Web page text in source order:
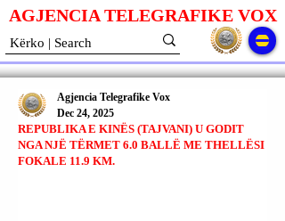
AGJENCIA TELEGRAFIKE VOX
REPUBLIKA E KINËS (TAJVANI) U GODIT
NGA NJË TËRMET 6.0 BALLË ME THELLËSI
FOKALE 11.9 KM.
Agjencia Telegrafike Vox
Dec 24, 2025